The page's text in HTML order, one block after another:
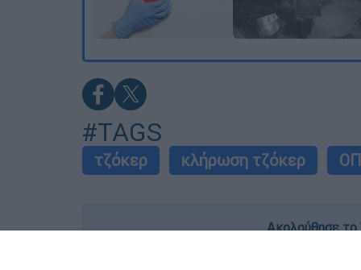
#TAGS
τζόκερ κλήρωση τζόκερ
Ακολούθησε το